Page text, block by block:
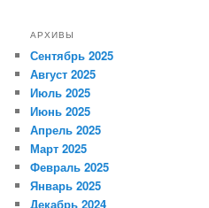
АРХИВЫ
Сентябрь 2025
Август 2025
Июль 2025
Июнь 2025
Апрель 2025
Март 2025
Февраль 2025
Январь 2025
Декабрь 2024